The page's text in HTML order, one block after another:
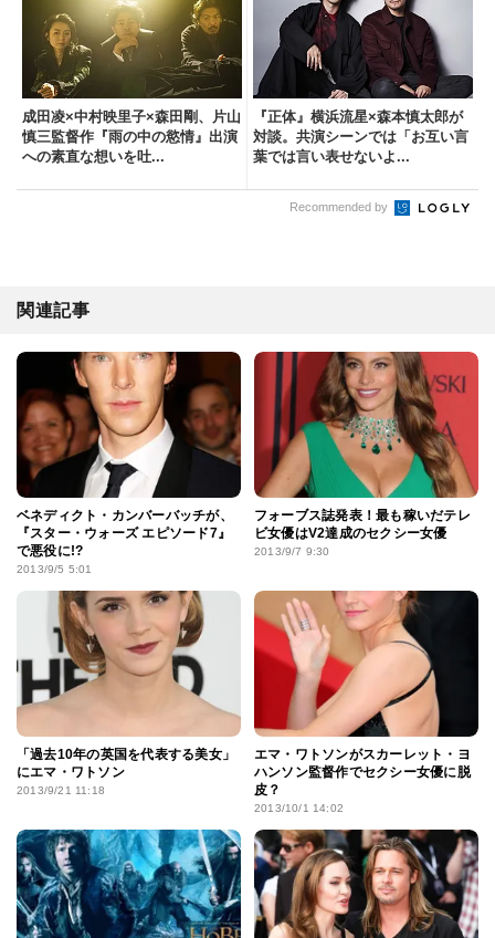
成田凌×中村映里子×森田剛、片山
慎三監督作『雨の中の慾情』出演
への素直な想いを吐...
『正体』横浜流星×森本慎太郎が
対談。共演シーンでは「お互い言
葉では言い表せないよ...
Recommended by
関連記事
ベネディクト・カンバーバッチが、
『スター・ウォーズ エピソード7』
で悪役に!?
2013/9/5 5:01
フォーブス誌発表！最も稼いだテレ
ビ女優はV2達成のセクシー女優
2013/9/7 9:30
「過去10年の英国を代表する美女」
にエマ・ワトソン
2013/9/21 11:18
エマ・ワトソンがスカーレット・ヨ
ハンソン監督作でセクシー女優に脱
皮？
2013/10/1 14:02